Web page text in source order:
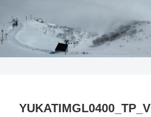
YUKATIMGL0400_TP_V